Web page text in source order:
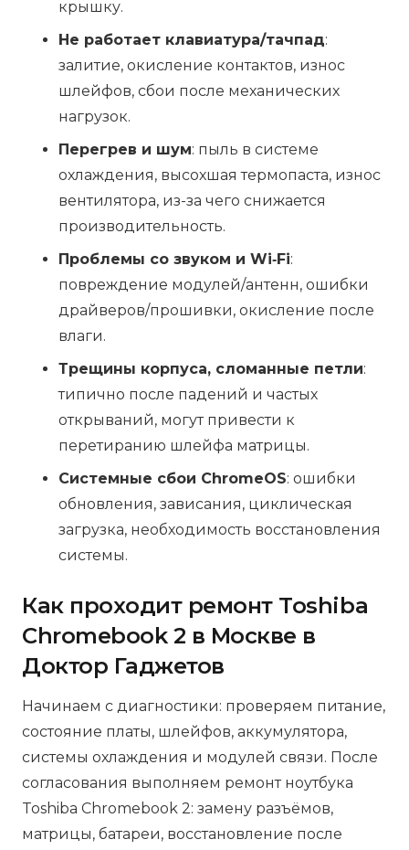
крышку.
Не работает клавиатура/тачпад:
залитие, окисление контактов, износ
шлейфов, сбои после механических
нагрузок.
Перегрев и шум: пыль в системе
охлаждения, высохшая термопаста, износ
вентилятора, из-за чего снижается
производительность.
Проблемы со звуком и Wi‑Fi:
повреждение модулей/антенн, ошибки
драйверов/прошивки, окисление после
влаги.
Трещины корпуса, сломанные петли:
типично после падений и частых
открываний, могут привести к
перетиранию шлейфа матрицы.
Системные сбои ChromeOS: ошибки
обновления, зависания, циклическая
загрузка, необходимость восстановления
системы.
Как проходит ремонт Toshiba
Chromebook 2 в Москве в
Доктор Гаджетов
Начинаем с диагностики: проверяем питание,
состояние платы, шлейфов, аккумулятора,
системы охлаждения и модулей связи. После
согласования выполняем ремонт ноутбука
Toshiba Chromebook 2: замену разъёмов,
матрицы, батареи, восстановление после